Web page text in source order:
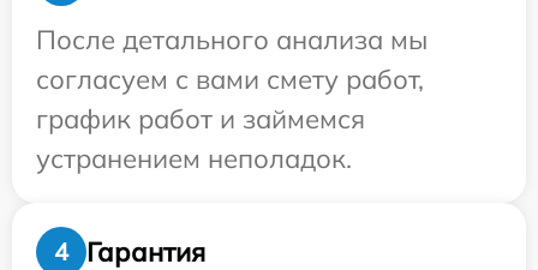
После детального анализа мы
согласуем с вами смету работ,
график работ и займемся
устранением неполадок.
4
Гарантия